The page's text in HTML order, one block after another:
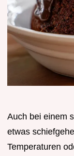
Auch bei einem
etwas
Temperaturen